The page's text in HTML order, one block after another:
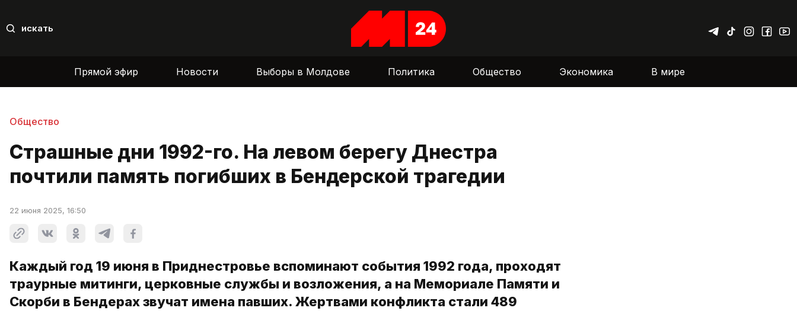
искать
Прямой эфир Новости Выборы в Молдове Политика Общество Экономика В мире
Общество
Страшные дни 1992-го. На левом берегу Днестра
почтили память погибших в Бендерской трагедии
22 июня 2025, 16:50
Каждый год 19 июня в Приднестровье вспоминают события 1992 года, проходят
траурные митинги, церковные службы и возложения, а на Мемориале Памяти и
Скорби в Бендерах звучат имена павших. Жертвами конфликта стали 489